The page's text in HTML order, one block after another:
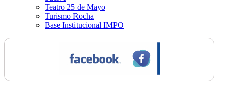
Teatro 25 de Mayo
Turismo Rocha
Base Institucional IMPO